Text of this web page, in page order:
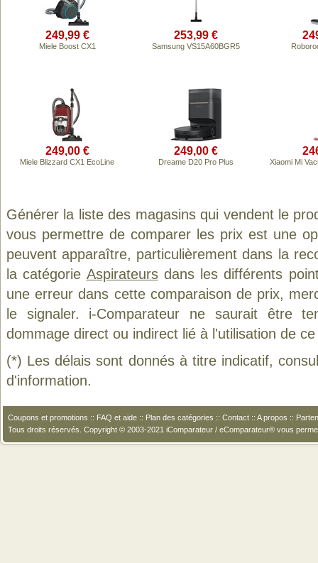
249,99 €
Miele Boost CX1
253,99 €
Samsung VS15A60BGR5
249,00 €
Miele Blizzard CX1 EcoLine
249,00 €
Dreame D20 Pro Plus Xiaomi Mi
Générer la liste des magasins qui vendent le
vous permettre de comparer les prix est une
peuvent apparaître, particulièrement dans la
la catégorie Aspirateursdans les différents
une erreur dans cette comparaison de prix,
le signaler. i-Comparateur ne saurait être
dommage direct ou indirect lié à l'utilisation de
(*) Les délais sont donnés à titre indicatif,
d'information.
Coupons et promotions :: FAQ et aide :: Plan des catégories :: Contact :: A propos ::
Tous droits réservés. Copyright © 2003-2021 iComparateur / eComparateur® vous